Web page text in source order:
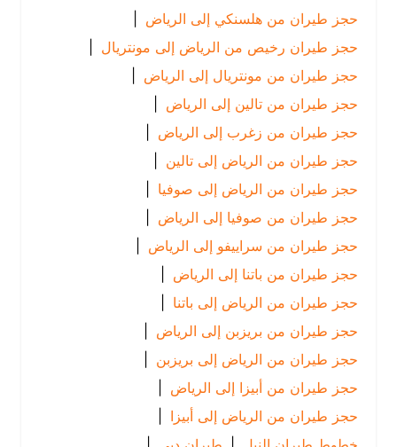
حجز طيران من هلسنكي إلى الرياض
|
حجز طيران رخيص من الرياض إلى مونتريال |
حجز طيران من مونتريال إلى الرياض
|
حجز طيران من تالين إلى الرياض
|
حجز طيران من زغرب إلى الرياض
|
حجز طيران من الرياض إلى تالين
|
حجز طيران من الرياض إلى صوفيا
|
حجز طيران من صوفيا إلى الرياض
|
حجز طيران من سراييفو إلى الرياض
|
حجز طيران من باتنا إلى الرياض
|
حجز طيران من الرياض إلى باتنا |
حجز طيران من بريزبن إلى الرياض
|
حجز طيران من الرياض إلى بريزبن |
حجز طيران من أبيزا إلى الرياض
|
حجز طيران من الرياض إلى أبيزا